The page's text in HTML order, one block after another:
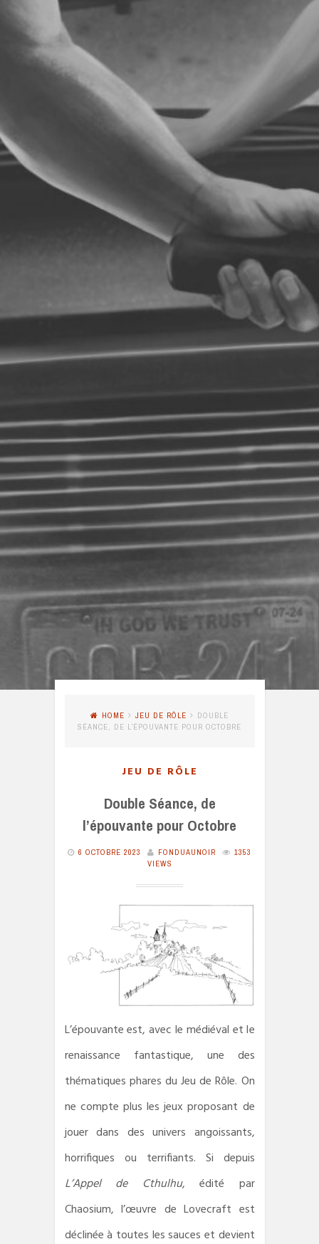
HOME JEU DE RÔLE
DOUBLE
SÉANCE, DE L’ÉPOUVANTE POUR OCTOBRE
JEU DE RÔLE
Double Séance, de
l’épouvante pour Octobre
6 OCTOBRE 2023 FONDUAUNOIR
1353
VIEWS
L’épouvante est, avec le médiéval et le
renaissance fantastique, une des
thématiques phares du Jeu de Rôle. On
ne compte plus les jeux proposant de
jouer dans des univers angoissants,
horrifiques ou terrifiants. Si depuis
L’Appel de Cthulhu, édité par
Chaosium, l’œuvre de Lovecraft est
déclinée à toutes les sauces et devient